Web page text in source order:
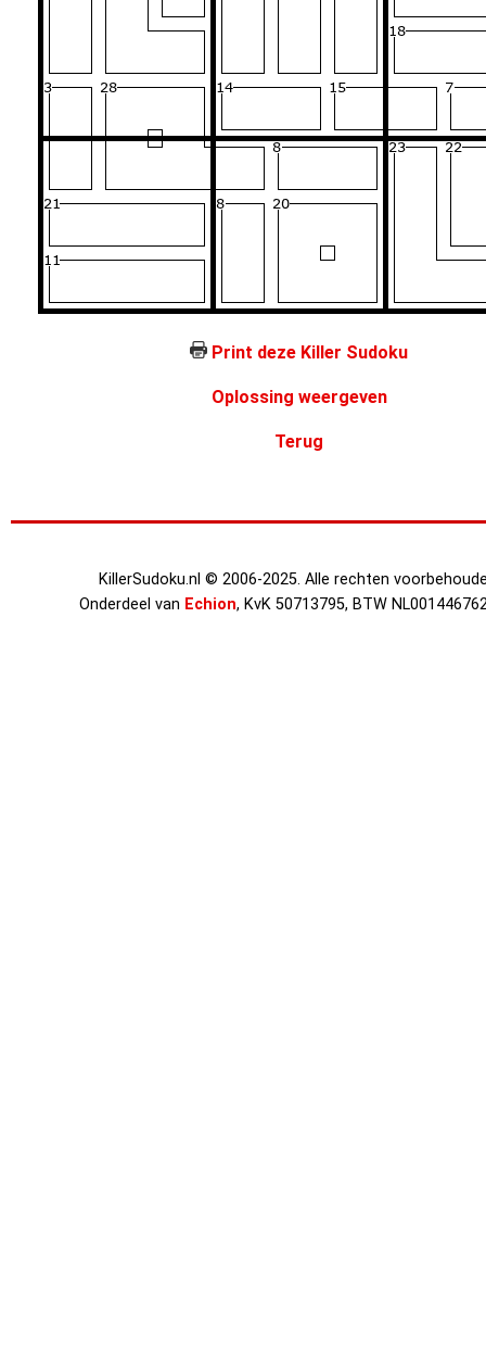
Print deze Killer Sudoku
Oplossing weergeven
Terug
KillerSudoku.nl © 2006-2025. Alle rechten
Onderdeel van Echion, KvK 50713795, BTW